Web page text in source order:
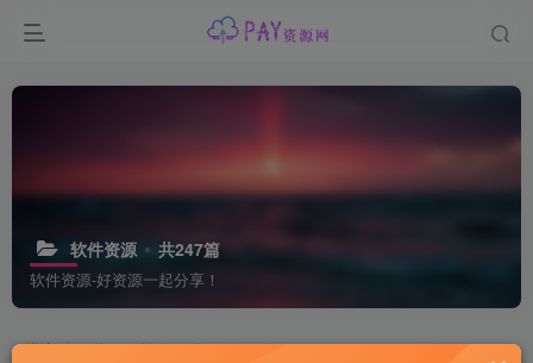
软件资源 共247篇
软件资源-好资源一起分享！
排序 更新 浏览 点赞 评论